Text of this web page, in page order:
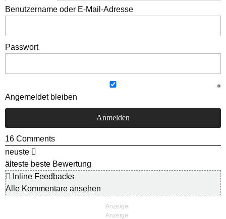
Benutzername oder E-Mail-Adresse
Passwort
Angemeldet bleiben
16 Comments
neuste
älteste beste Bewertung
Inline Feedbacks
Alle Kommentare ansehen